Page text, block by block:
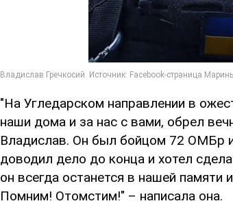
"На Угледарском направлении в
наши дома и за нас с вами, обрел
Владислав. Он был бойцом 72 ОМБр
доводил дело до конца и хотел
он всегда останется в нашей памяти
Помним! Отомстим!" – написала она.